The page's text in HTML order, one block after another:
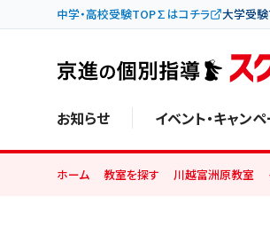
中学・高校受験TOP∑はコチラ 大学受
お知らせ イベント・キャン
ホーム 教室を探す 川越富洲原教室